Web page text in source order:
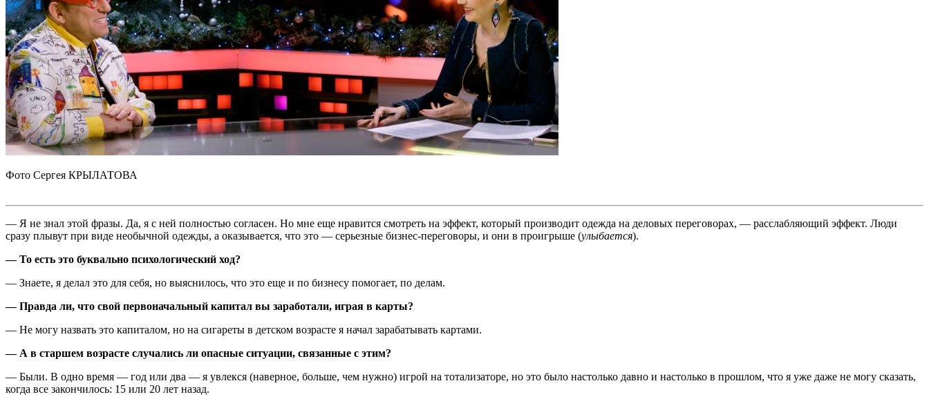
Фото Сергея КРЫЛАТОВА
— Я не знал этой фразы. Да, я с ней полностью согласен. Но мне еще нравится смотреть на эффект, который производит одежда на деловых переговорах, — расслабляющий эффект. Люди
сразу плывут при виде необычной одежды, а оказывается, что это — серьезные бизнес-переговоры, и они в проигрыше (улыбается).
— То есть это буквально психологический ход?
— Знаете, я делал это для себя, но вы­яснилось, что это еще и по бизнесу помогает, по делам.
— Правда ли, что свой первоначальный капитал вы заработали, играя в карты?
— Не могу назвать это капиталом, но на сигареты в детском возрасте я начал зарабатывать картами.
— А в старшем возрасте случались ли опасные ситуации, связанные с этим?
— Были. В одно время — год или два — я увлекся (наверное, больше, чем нужно) игрой на тотализаторе, но это было настолько давно и настолько в прошлом, что я уже даже не могу сказать,
когда все закончилось: 15 или 20 лет назад.